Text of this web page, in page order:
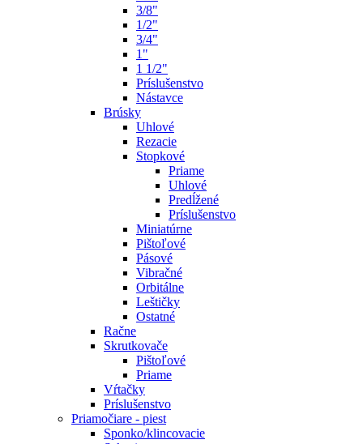
3/8"
1/2"
3/4"
1"
1 1/2"
Príslušenstvo
Nástavce
Brúsky
Uhlové
Rezacie
Stopkové
Priame
Uhlové
Predĺžené
Príslušenstvo
Miniatúrne
Pištoľové
Pásové
Vibračné
Orbitálne
Leštičky
Ostatné
Račne
Skrutkovače
Pištoľové
Priame
Vŕtačky
Príslušenstvo
Priamočiare - piest
Sponko/klincovacie